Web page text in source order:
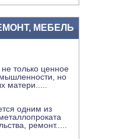
МЕБЕЛЬ
только ценное
но
матери
одним из
ремонт.....